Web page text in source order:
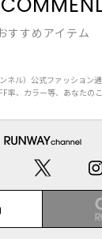
すすめアイテム
ネル）公式ファッション
率、カラー等、あなたの